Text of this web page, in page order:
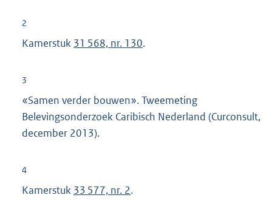
2
Kamerstuk 31 568, nr. 130.
3
«Samen verder bouwen». Tweemeting
Belevingsonderzoek Caribisch Nederland (Curconsult,
december 2013).
4
Kamerstuk 33 577, nr. 2.